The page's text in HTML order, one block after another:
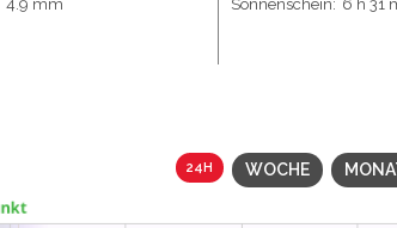
4.9 mm
Sonnenschein: 6 h 31
24H WOCHE